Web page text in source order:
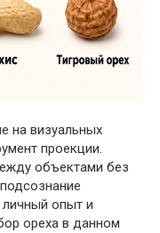
на визуальных
проекции.
объектами без
опыт и
ореха в данном